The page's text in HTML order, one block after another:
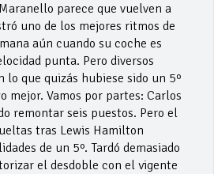
parece que vuelven a
uno de los mejores ritmos de
aún cuando su coche es
punta. Pero diversos
lo que quizás hubiese sido un 5º
mejor. Vamos por partes: Carlos
remontar seis puestos. Pero el
tras Lewis Hamilton
de un 5º. Tardó demasiado
el desdoble con el vigente